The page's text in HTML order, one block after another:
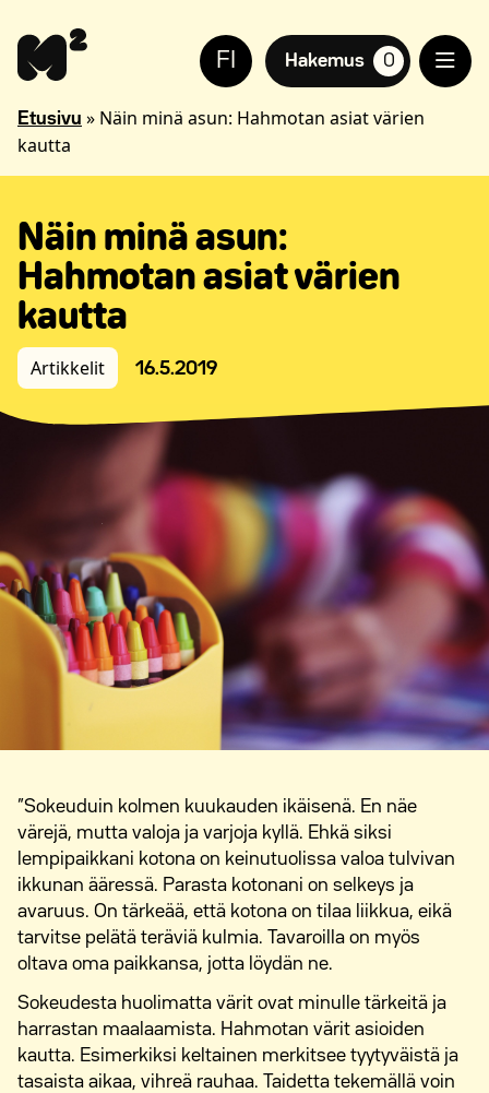
sisältöön
sivuston
käyttöön
FI Hakemus
suosikkiasuntoja,
0
Etusivu » Näin minä asun: Hahmotan asiat värien
kautta
Näin minä asun:
Hahmotan asiat värien
kautta
Artikkelit 16.5.2019
”Sokeuduin kolmen kuukauden ikäisenä. En näe
värejä, mutta valoja ja varjoja kyllä. Ehkä siksi
lempipaikkani kotona on keinutuolissa valoa tulvivan
ikkunan ääressä. Parasta kotonani on selkeys ja
avaruus. On tärkeää, että kotona on tilaa liikkua, eikä
tarvitse pelätä teräviä kulmia. Tavaroilla on myös
oltava oma paikkansa, jotta löydän ne.
Sokeudesta huolimatta värit ovat minulle tärkeitä ja
harrastan maalaamista. Hahmotan värit asioiden
kautta. Esimerkiksi keltainen merkitsee tyytyväistä ja
tasaista aikaa, vihreä rauhaa. Taidetta tekemällä voin